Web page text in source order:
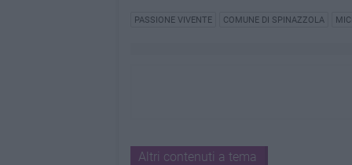
PASSIONE VIVENTE COMUNE DI SPINAZZOLA
Altri contenuti a tema